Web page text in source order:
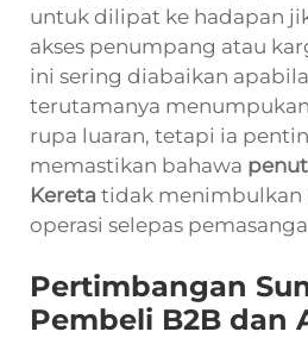
untuk dilipat ke hadapan
akses penumpang atau
ini sering diabaikan
terutamanya
rupa luaran, tetapi ia
memastikan bahawa
Kereta tidak menimbulkan
operasi selepas
Pertimbangan
Pembeli B2B dan